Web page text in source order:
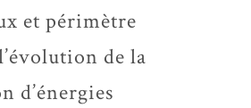
et périmètre
de la
d’énergies